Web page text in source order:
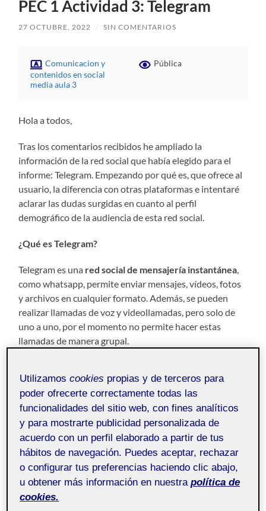
PEC 1 Actividad 3: Telegram
27 OCTUBRE, 2022 / SIN COMENTARIOS
Comunicacion y
contenidos en social
media aula 3
Pública
Hola a todos,
Tras los comentarios recibidos he ampliado la
información de la red social que había elegido para el
informe: Telegram. Empezando por qué es, que ofrece al
usuario, la diferencia con otras plataformas e intentaré
aclarar las dudas surgidas en cuanto al perfil
demográfico de la audiencia de esta red social.
¿Qué es Telegram?
Telegram es una red social de mensajería instantánea,
como whatsapp, permite enviar mensajes, vídeos, fotos
y archivos en cualquier formato. Además, se pueden
realizar llamadas de voz y videollamadas, pero solo de
uno a uno, por el momento no permite hacer estas
llamadas de manera grupal.
entre el SMS y el correo electrónico“puede satisfacer
todas tus necesidades de mensajería personal o de
negocios”, asegura la red social.
¿Qué diferencia a Telegram de otras aplicaciones de
mensajería instantánea?
Una de las funciones que más diferencian a Telegram de
otras plataformas es que se pueden crear grupos de
hasta 200.00 personas, así como canales para hacer
Utilizamoscookies propias y de terceros para
poder ofrecerte correctamente todas las
funcionalidades del sitio web, con fines analíticos
y para mostrarte publicidad personalizada de
acuerdo con un perfil elaborado a partir de tus
hábitos de navegación. Puedes aceptar, rechazar
o configurar tus preferencias haciendo clic abajo,
u obtener más información en nuestra política de
cookies.